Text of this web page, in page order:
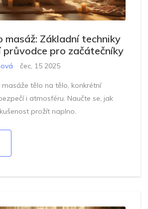
masáž: Základní techniky
průvodce pro začátečníky
čec, 15 2025
tělo na tělo, konkrétní
i atmosféru. Naučte se, jak
prožít naplno.